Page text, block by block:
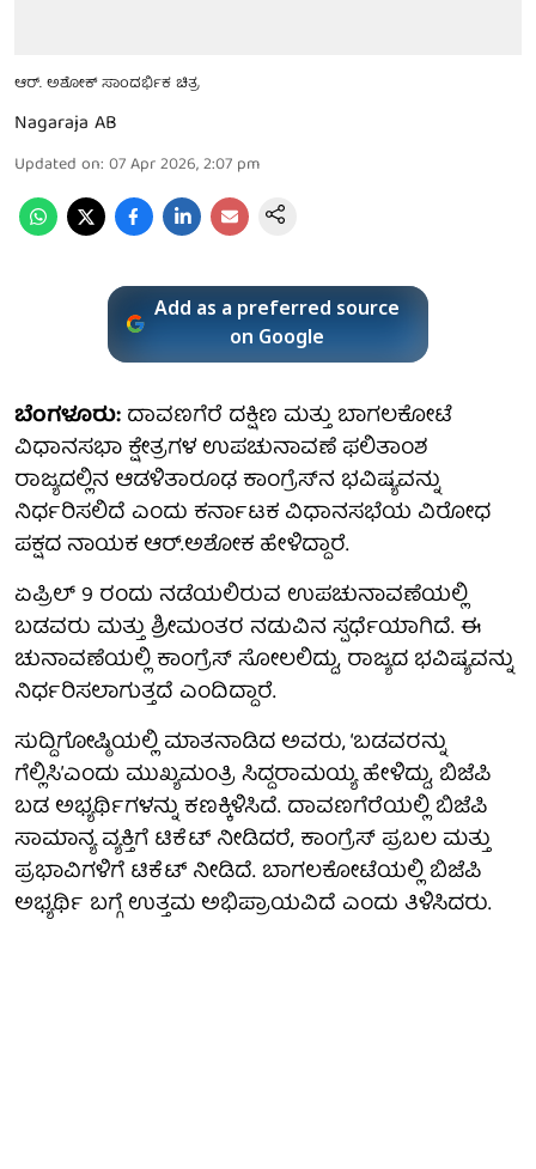
ಆರ್. ಅಶೋಕ್ ಸಾಂದರ್ಭಿಕ ಚಿತ್ರ
Nagaraja AB
Updated on: 07 Apr 2026, 2:07 pm
Add as a preferred source
on Google
ಬೆಂಗಳೂರು:ದಾವಣಗೆರೆ ದಕ್ಷಿಣ ಮತ್ತು ಬಾಗಲಕೋಟೆ
ವಿಧಾನಸಭಾ ಕ್ಷೇತ್ರಗಳ ಉಪಚುನಾವಣೆ ಫಲಿತಾಂಶ
ರಾಜ್ಯದಲ್ಲಿನ ಆಡಳಿತಾರೂಢ ಕಾಂಗ್ರೆಸ್‌ನ ಭವಿಷ್ಯವನ್ನು
ನಿರ್ಧರಿಸಲಿದೆ ಎಂದು ಕರ್ನಾಟಕ ವಿಧಾನಸಭೆಯ ವಿರೋಧ
ಪಕ್ಷದ ನಾಯಕ ಆರ್.ಅಶೋಕ ಹೇಳಿದ್ದಾರೆ.
ಏಪ್ರಿಲ್ 9 ರಂದು ನಡೆಯಲಿರುವ ಉಪಚುನಾವಣೆಯಲ್ಲಿ
ಬಡವರು ಮತ್ತು ಶ್ರೀಮಂತರ ನಡುವಿನ ಸ್ಪರ್ಧೆಯಾಗಿದೆ. ಈ
ಚುನಾವಣೆಯಲ್ಲಿ ಕಾಂಗ್ರೆಸ್ ಸೋಲಲಿದ್ದು, ರಾಜ್ಯದ ಭವಿಷ್ಯವನ್ನು
ನಿರ್ಧರಿಸಲಾಗುತ್ತದೆ ಎಂದಿದ್ದಾರೆ.
ಸುದ್ದಿಗೋಷ್ಠಿಯಲ್ಲಿ ಮಾತನಾಡಿದ ಅವರು, ‘ಬಡವರನ್ನು
ಗೆಲ್ಲಿಸಿ’ಎಂದು ಮುಖ್ಯಮಂತ್ರಿ ಸಿದ್ದರಾಮಯ್ಯ ಹೇಳಿದ್ದು, ಬಿಜೆಪಿ
ಬಡ ಅಭ್ಯರ್ಥಿಗಳನ್ನು ಕಣಕ್ಕಿಳಿಸಿದೆ. ದಾವಣಗೆರೆಯಲ್ಲಿ ಬಿಜೆಪಿ
ಸಾಮಾನ್ಯ ವ್ಯಕ್ತಿಗೆ ಟಿಕೆಟ್ ನೀಡಿದರೆ, ಕಾಂಗ್ರೆಸ್ ಪ್ರಬಲ ಮತ್ತು
ಪ್ರಭಾವಿಗಳಿಗೆ ಟಿಕೆಟ್ ನೀಡಿದೆ. ಬಾಗಲಕೋಟೆಯಲ್ಲಿ ಬಿಜೆಪಿ
ಅಭ್ಯರ್ಥಿ ಬಗ್ಗೆ ಉತ್ತಮ ಅಭಿಪ್ರಾಯವಿದೆ ಎಂದು ತಿಳಿಸಿದರು.